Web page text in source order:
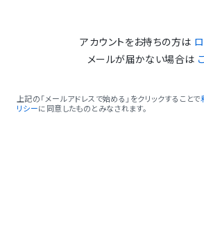
アカウントをお持ちの方は
メールが届かない場合は
上記の「メールアドレスで始める」をクリックすることで
リシーに同意したものとみなされます。